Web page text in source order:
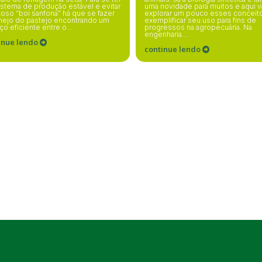
de produção estável e evitar
“boi sanfona” há que se fazer
do pastejo encontrando um
eficiente entre o...
lendo
uma novidade para muitos e aqui
explorar um pouco esses
exemplificar seu uso para fins de
progressos na agropecuária. Na
engenharia...
continue lendo